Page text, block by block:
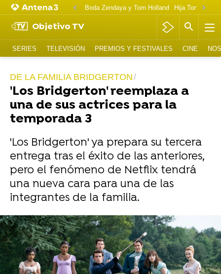
Boda Zendaya y Tom Holland Hija Tom
Objetivo TV
SERIES TELEVISIÓN PREMIOS Y FESTIVALES CINE
DE LA FAMILIA BRIDGERTON
'Los Bridgerton' reemplaza a
una de sus actrices para la
temporada 3
'Los Bridgerton' ya prepara su tercera
entrega tras el éxito de las anteriores,
pero el fenómeno de Netflix tendrá
una nueva cara para una de las
integrantes de la familia.